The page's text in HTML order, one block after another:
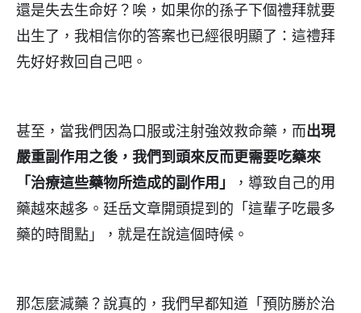
還是失去生命好？唉，如果你的孫子下個禮拜就要
出生了，我相信你的答案也已經很明顯了：這禮拜
先好好救回自己吧。
甚至，當我們因為口服或注射強效救命藥，而出現
嚴重副作用之後，我們到頭來反而更需要吃藥來
「治療這些藥物所造成的副作用」
，導致自己的用
藥越來越多。廷岳文章開頭提到的「這輩子吃最多
藥的時間點」，就是在說這個時候。
那怎麼減藥？說真的，我們早都知道「預防勝於治